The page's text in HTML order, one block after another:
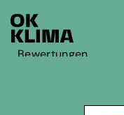
Bewertungen